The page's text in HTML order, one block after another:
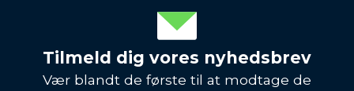
Tilmeld dig vores nyhedsbrev
Vær blandt de første til at modtage de